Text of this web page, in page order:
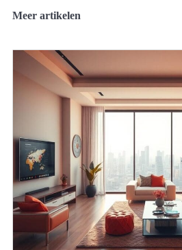
Meer artikelen